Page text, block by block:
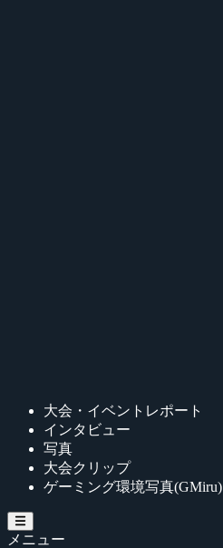
大会・イベントレポート
インタビュー
写真
大会クリップ
ゲーミング環境写真(GMiru)
メニュー